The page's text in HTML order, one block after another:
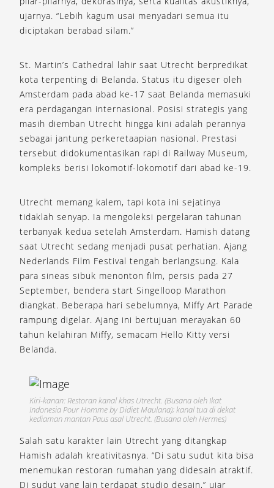
ujarnya. “Lebih kagum usai menyadari semua itu
diciptakan berabad silam.”
St. Martin’s Cathedral lahir saat Utrecht berpredikat
kota terpenting di Belanda. Status itu digeser oleh
Amsterdam pada abad ke-17 saat Belanda memasuki
era perdagangan internasional. Posisi strategis yang
masih diemban Utrecht hingga kini adalah perannya
sebagai jantung perkeretaapian nasional. Prestasi
tersebut didokumentasikan rapi di Railway Museum,
kompleks berisi lokomotif-lokomotif dari abad ke-19.
Utrecht memang kalem, tapi kota ini sejatinya
tidaklah senyap. Ia mengoleksi pergelaran tahunan
terbanyak kedua setelah Amsterdam. Hamish datang
saat Utrecht sedang menjadi pusat perhatian. Ajang
Nederlands Film Festival tengah berlangsung. Kala
para sineas sibuk menonton film, persis pada 27
September, bendera start Singelloop Marathon
diangkat. Beberapa hari sebelumnya, Miffy Art Parade
rampung digelar. Ajang ini bertujuan merayakan 60
tahun kelahiran Miffy, semacam Hello Kitty versi
Belanda.
Kiri-kanan: Restoran kanal khas Utrecht. (Busana oleh Ikat
Indonesia Pour Homme by Didiet Maulana); kanal tua di dekat
kediaman mantan Paus asal Utrecht. (Busana oleh Hermes)
Salah satu karakter lain Utrecht yang ditangkap
Hamish adalah kreativitasnya. “Di satu sudut kita bisa
menemukan restoran rumahan yang didesain atraktif.
Di sudut yang lain terdapat studio desain,” ujar